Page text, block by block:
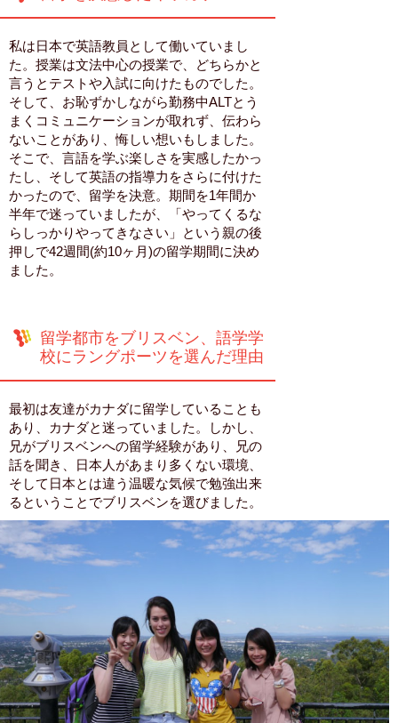
私は日本で英語教員として働いていまし
た。授業は文法中心の授業で、どちらかと
言うとテストや入試に向けたものでした。
そして、お恥ずかしながら勤務中ALTとう
まくコミュニケーションが取れず、伝わら
ないことがあり、悔しい想いもしました。
そこで、言語を学ぶ楽しさを実感したかっ
たし、そして英語の指導力をさらに付けた
かったので、留学を決意。期間を1年間か
半年で迷っていましたが、「やってくるな
らしっかりやってきなさい」という親の後
押しで42週間(約10ヶ月)の留学期間に決め
ました。
留学都市をブリスベン、語学学
校にラングポーツを選んだ理由
最初は友達がカナダに留学していることも
あり、カナダと迷っていました。しかし、
兄がブリスベンへの留学経験があり、兄の
話を聞き、日本人があまり多くない環境、
そして日本とは違う温暖な気候で勉強出来
るということでブリスベンを選びました。